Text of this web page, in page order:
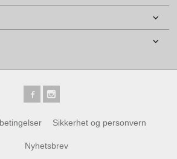
Sikkerhet og personvern
Nyhetsbrev